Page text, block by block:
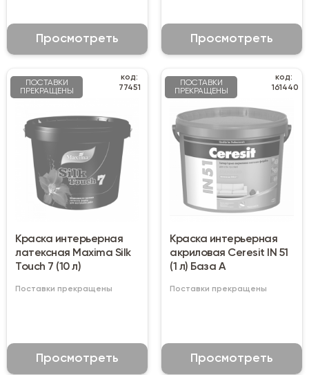
Просмотреть Просмотреть
ПОСТАВКИ
ПРЕКРАЩЕНЫ
код:
77451
Краска интерьерная
латексная Maxima Silk
Touch 7 (10 л)
Поставки прекращены
Просмотреть
ПОСТАВКИ
ПРЕКРАЩЕНЫ
код:
161440
Краска интерьерная
акриловая Ceresit IN 51
(1 л) База А
Поставки прекращены
Просмотреть